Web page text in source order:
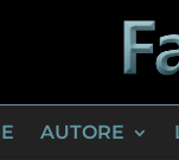
AUTORE